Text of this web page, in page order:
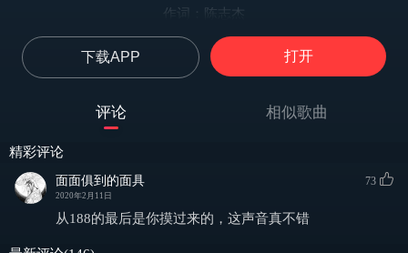
作词：陈志杰
作曲：陈志杰
编曲：关天天
总策划：唐晶晶
吉他：关天天
下载APP 打开
评论 相似歌曲
精彩评论
面面俱到的面具
2020年2月11日
73
从188的最后是你摸过来的，这声音真不错